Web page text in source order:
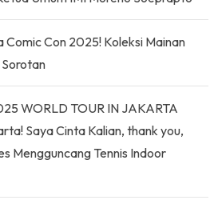
Comic Con 2025! Koleksi Mainan
WORLD TOUR IN JAKARTA
Saya Cinta Kalian, thank you,
Mengguncang Tennis Indoor